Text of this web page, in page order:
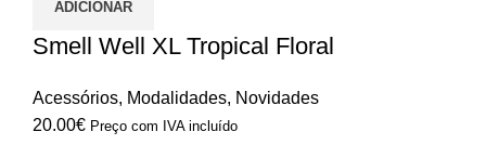
ADICIONAR
Smell Well XL Tropical Floral
Acessórios, Modalidades, Novidades
20.00€ Preço com IVA incluído